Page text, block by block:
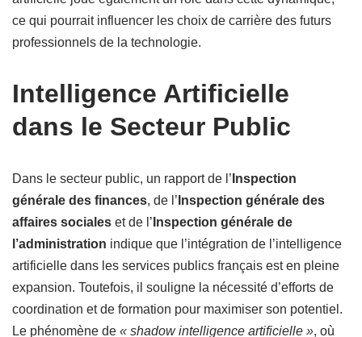
ce qui pourrait influencer les choix de carrière des futurs
professionnels de la technologie.
Intelligence Artificielle
dans le Secteur Public
Dans le secteur public, un rapport de l’ Inspection
générale des finances, de l’ Inspection générale des
affaires sociales et de l’ Inspection générale de
l’administration indique que l’intégration de l’intelligence
artificielle dans les services publics français est en pleine
expansion. Toutefois, il souligne la nécessité d’efforts de
coordination et de formation pour maximiser son potentiel.
Le phénomène de « shadow intelligence artificielle », où